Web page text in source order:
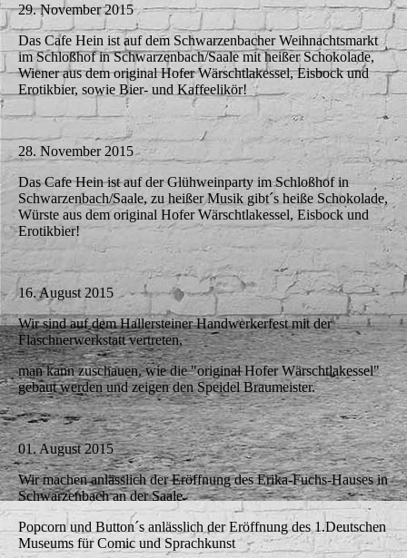
29. November 2015
Das Cafe Hein ist auf dem Schwarzenbacher Weihnachtsmarkt
im Schloßhof in Schwarzenbach/Saale mit heißer Schokolade,
Wiener aus dem original Hofer Wärschtlakessel, Eisbock und
Erotikbier, sowie Bier- und Kaffeelikör!
28. November 2015
Das Cafe Hein ist auf der Glühweinparty im Schloßhof in
Schwarzenbach/Saale, zu heißer Musik gibt´s heiße Schokolade,
Würste aus dem original Hofer Wärschtlakessel, Eisbock und
Erotikbier!
16. August 2015
Wir sind auf dem Hallersteiner Handwerkerfest mit der
Flaschnerwerkstatt vertreten,
man kann zuschauen, wie die "original Hofer Wärschtlakessel"
gebaut werden und zeigen den Speidel Braumeister.
01. August 2015
Wir machen anlässlich der Eröffnung des Erika-Fuchs-Hauses in
Schwarzenbach an der Saale
Popcorn und Button´s anlässlich der Eröffnung des 1.Deutschen
Museums für Comic und Sprachkunst